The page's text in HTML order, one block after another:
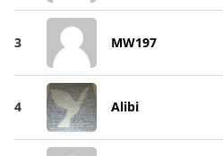
3 MW197
4 Alibi